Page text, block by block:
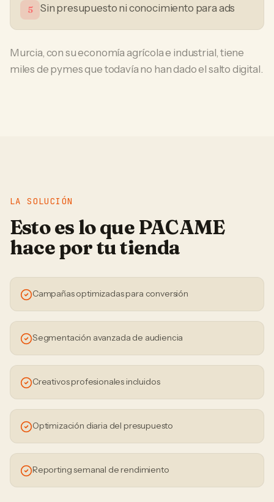
5 Sin presupuesto ni conocimiento para ads
Murcia, con su economía agrícola e industrial, tiene
miles de pymes que todavía no han dado el salto digital.
LA SOLUCIÓN
Esto es lo que PACAME
hace por tutienda
Campañas optimizadas para conversión
Segmentación avanzada de audiencia
Creativos profesionales incluidos
Optimización diaria del presupuesto
Reporting semanal de rendimiento